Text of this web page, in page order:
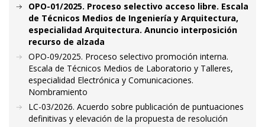
OPO-01/2025. Proceso selectivo acceso libre. Escala
de Técnicos Medios de Ingeniería y Arquitectura,
especialidad Arquitectura. Anuncio interposición
recurso de alzada
OPO-09/2025. Proceso selectivo promoción interna.
Escala de Técnicos Medios de Laboratorio y Talleres,
especialidad Electrónica y Comunicaciones.
Nombramiento
LC-03/2026. Acuerdo sobre publicación de puntuaciones
definitivas y elevación de la propuesta de resolución